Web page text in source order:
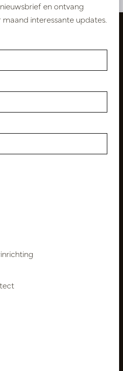
en ontvang
interessante updates.